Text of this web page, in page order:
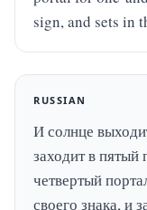
sign, and sets in
RUSSIAN
И солнце
заходит в пятый
четвертый
своего знака, и